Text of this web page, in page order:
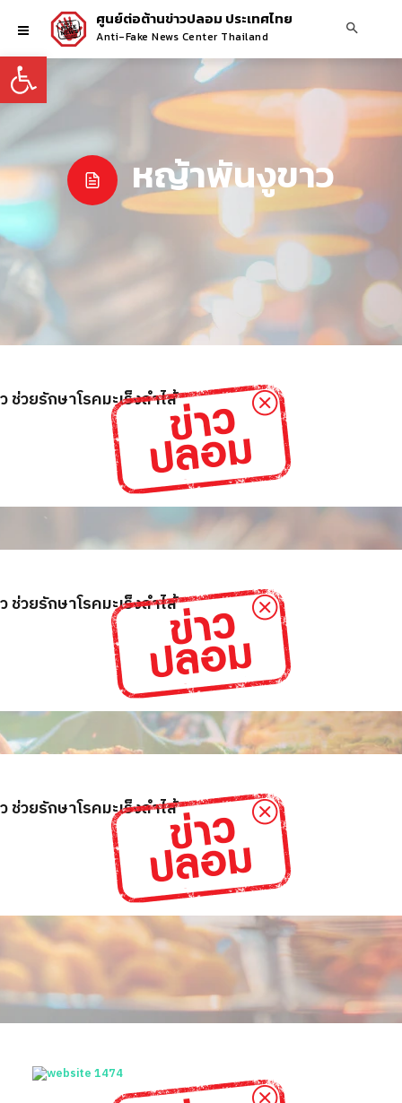
Open toolbar
ศูนย์ต่อต้านข่าวปลอม ประเทศไทย
Anti-Fake News Center Thailand
หญ้าพันงูขาว
วยรักษาโรคมะเร็งลำไส้
วยรักษาโรคมะเร็งลำไส้
วยรักษาโรคมะเร็งลำไส้